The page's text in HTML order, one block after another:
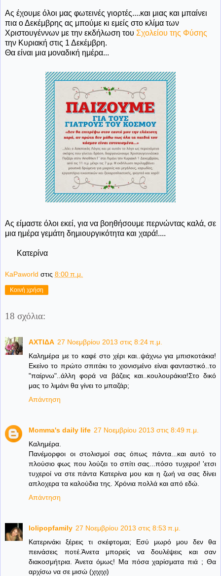
Ας έχουμε όλοι μας φωτεινές γιορτές....και μιας και μπαίνει
πια ο Δεκέμβρης ας μπούμε κι εμείς στο κλίμα των
Χριστουγέννων με την εκδήλωση του Σχολείου της Φύσης
την Κυριακή στις 1 Δεκέμβρη.
Θα είναι μια μοναδική ημέρα...
Ας είμαστε όλοι εκεί, για να βοηθήσουμε περνώντας καλά, σε
μια ημέρα γεμάτη δημιουργικότητα και χαρά!....
Κατερίνα
KaPaworld στις 8:00 π.μ.
Κοινή χρήση
18 σχόλια:
ΑΧΤΙΔΑ 27 Νοεμβρίου 2013 στις 8:24 π.μ.
Καλημέρα με το καφέ στο χέρι και..ψάχνω για μπισκοτάκια!
Εκείνο το πρώτο σπιτάκι το χιονισμένο είναι φανταστικό..το
"παίρνω"..άλλη φορά να βάζεις και..κουλουράκια!Στο δικό
μας το λιμάνι θα γίνει το μπαζάρ;
Απάντηση
Momma's daily life 27 Νοεμβρίου 2013 στις 8:49 π.μ.
Καλημέρα.
Πανέμορφοι οι στολισμοί σας όπως πάντα...και αυτό το
πλούσιο φως που λούζει το σπίτι σας...πόσο τυχεροι! 'ετσι
τυχεροί να στε πάντα Κατερίνα μου και η ζωή να σας δίνει
απλοχερα τα καλούδια της. Χρόνια πολλά και από εδώ.
Απάντηση
lolipopfamily 27 Νοεμβρίου 2013 στις 8:53 π.μ.
Κατερινάκι ξέρεις τι σκέφτομαι; Εσύ μωρό μου δεν θα
πεινάσεις ποτέ.Άνετα μπορείς να δουλέψεις και σαν
διακοσμήτρια. Άνετα όμως! Μα πόσα χαρίσματα πιά ; Θα
αρχίσω να σε μισώ (χιχιχι)